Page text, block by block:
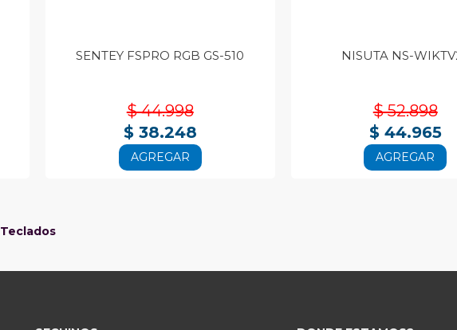
SENTEY FSPRO RGB GS-510
$ 44.998
$ 38.248
AGREGAR
NISUTA NS-
$ 52.898
$ 44.965
AGREGAR
Teclados